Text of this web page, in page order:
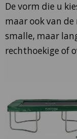
De vorm die u
maar ook van
smalle, maar
rechthoekige of